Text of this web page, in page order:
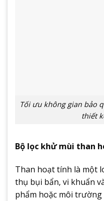
Tối ưu không gian bảo
thiết
Bộ lọc khử mùi than
Than hoạt tính là một
thụ bụi bẩn, vi khuẩn
phẩm hoặc môi